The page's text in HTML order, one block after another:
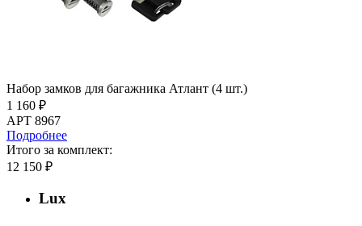
Набор замков для багажника Атлант (4 шт.)
1 160 ₽
АРТ 8967
Подробнее
Итого за комплект:
12 150 ₽
Lux